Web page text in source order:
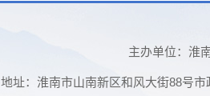
主办单位：淮
地址：淮南市山南新区和风大街88号市